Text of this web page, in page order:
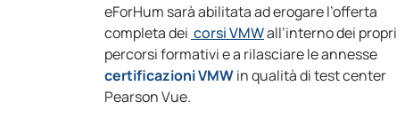
eForHum sarà abilitata ad erogare l’offerta
completa dei corsi VMWall’interno dei propri
percorsi formativi e a rilasciare le annesse
certificazioni VMWin qualità di test center
Pearson Vue.